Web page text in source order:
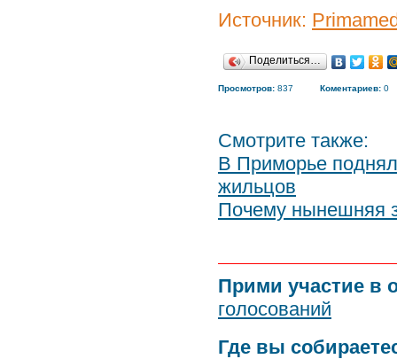
Источник:
Поделиться…
Просмотров: 837 Коментариев: 0
Смотрите также:
В Приморье
жильцов
Почему нынешняя
Прими участие в
голосований
Где вы